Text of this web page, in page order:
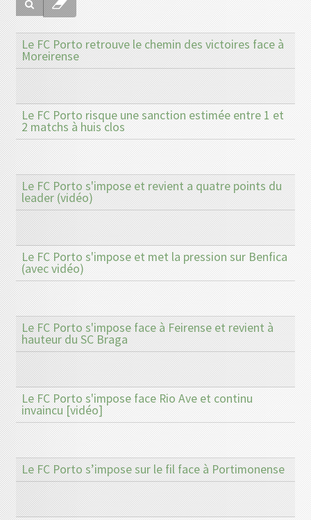
Le FC Porto retrouve le chemin des victoires face à
Moreirense
Le FC Porto risque une sanction estimée entre 1 et
2 matchs à huis clos
Le FC Porto s'impose et revient a quatre points du
leader (vidéo)
Le FC Porto s'impose et met la pression sur Benfica
(avec vidéo)
Le FC Porto s'impose face à Feirense et revient à
hauteur du SC Braga
Le FC Porto s'impose face Rio Ave et continu
invaincu [vidéo]
Le FC Porto s’impose sur le fil face à Portimonense